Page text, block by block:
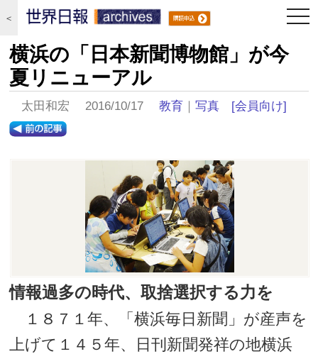
＜
横浜の「日本新聞博物館」が今
夏リニューアル
太田和宏 2016/10/17教育 ｜写真 [会員向け]
情報過多の時代、取捨選択する力を
１８７１年、「横浜毎日新聞」が産声を
上げて１４５年、日刊新聞発祥の地横浜